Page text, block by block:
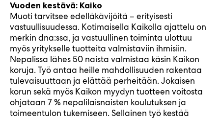
Vuoden kestävä: Kaiko
Muoti tarvitsee edelläkävijöitä – erityisesti
vastuullisuudessa. Kotimaisella Kaikolla ajattelu on
merkin dna:ssa, ja vastuullinen toiminta ulottuu
myös yritykselle tuotteita valmistaviin ihmisiin.
Nepalissa lähes 50 naista valmistaa käsin Kaikon
koruja. Työ antaa heille mahdollisuuden rakentaa
tulevaisuuttaan ja elättää perheitään. Jokaisen
korun sekä myös Kaikon myydyn tuotteen voitosta
ohjataan 7 % nepalilaisnaisten koulutuksen ja
toimeentulon tukemiseen. Sellainen työ kestää